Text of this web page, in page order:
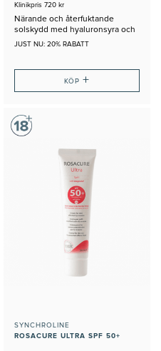
Klinikpris 720 kr
Närande och återfuktande
solskydd med hyaluronsyra och
vårande oljor.
JUST NU: 20% RABATT
KÖP +
SYNCHROLINE
ROSACURE ULTRA SPF 50+